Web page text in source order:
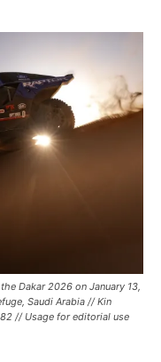
Dakar 2026 on January 13,
Saudi Arabia // Kin
// Usage for editorial use